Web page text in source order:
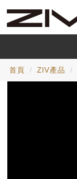
首頁 ZIV產品